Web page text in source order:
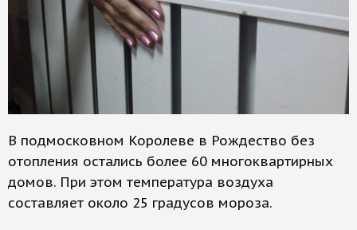
В подмосковном Королеве в Рождество без
отопления остались более 60 многоквартирных
домов. При этом температура воздуха
составляет около 25 градусов мороза.